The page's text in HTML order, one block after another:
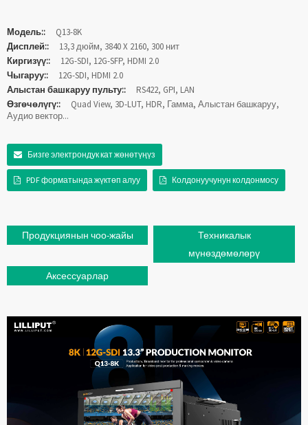
Модель::
Q13-8K
Дисплей::
13,3 дюйм, 3840 X 2160, 300 нит
Киргизүү::
12G-SDI, 12G-SFP, HDMI 2.0
Чыгаруу::
12G-SDI, HDMI 2.0
Алыстан башкаруу пульту::
RS422, GPI, LAN
Өзгөчөлүгү::
Quad View, 3D-LUT, HDR, Гамма, Алыстан башкаруу,
Аудио вектор...
Бизге электрондук кат жөнөтүңүз
PDF форматында жүктөп алуу Колдонуучунун колдонмосу
Продукциянын чоо-жайы
Техникалык
мүнөздөмөлөрү
Аксессуарлар